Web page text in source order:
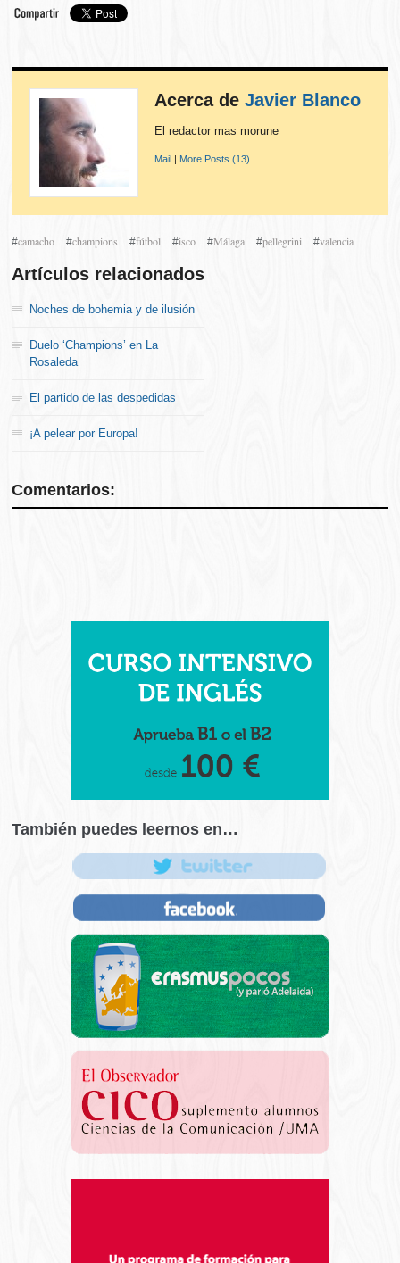
Acerca deJavier Blanco
El redactor mas morune
Mail | More Posts (13)
#camacho #champions #fútbol #isco #Málaga #pellegrini #valencia
Artículos relacionados
Noches de bohemia y de ilusión
Duelo ‘Champions’ en La
Rosaleda
El partido de las despedidas
¡A pelear por Europa!
Comentarios:
También puedes leernos en…